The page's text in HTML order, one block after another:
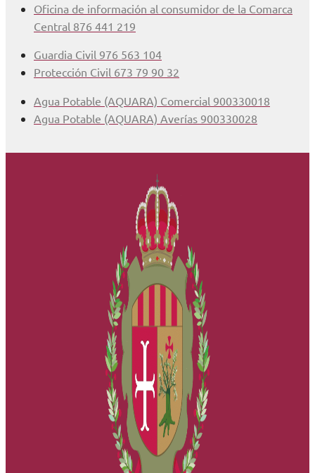
Oficina de información al consumidor de la Comarca
Central 876 441 219
Guardia Civil 976 563 104
Protección Civil 673 79 90 32
Agua Potable (AQUARA) Comercial 900330018
Agua Potable (AQUARA) Averías 900330028